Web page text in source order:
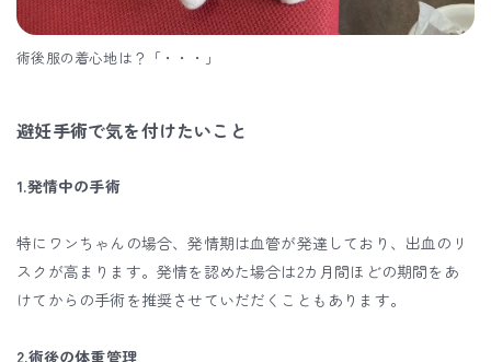
術後服の着心地は？「・・・」
避妊手術で気を付けたいこと
1.発情中の手術
特にワンちゃんの場合、発情期は血管が発達しており、出血のリ
スクが高まります。発情を認めた場合は2カ月間ほどの期間をあ
けてからの手術を推奨させていだだくこともあります。
2.術後の体重管理